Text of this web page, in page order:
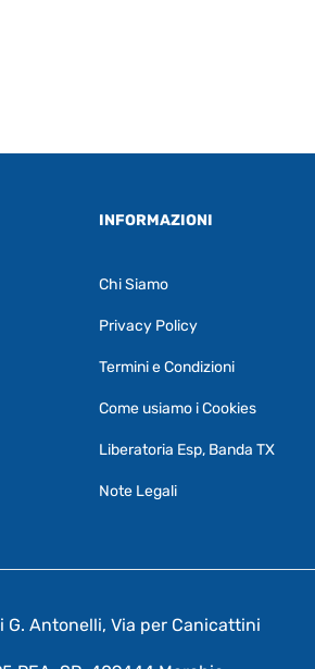
INFORMAZIONI
Chi Siamo
Privacy Policy
Termini e Condizioni
Come usiamo i Cookies
Liberatoria Esp, Banda TX
Note Legali
Antonelli, Via per Canicattini